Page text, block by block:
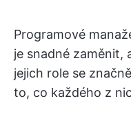
Programové
je snadné zaměnit,
jejich role se
to, co každého z